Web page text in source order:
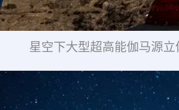
星空下大型超高能伽马源